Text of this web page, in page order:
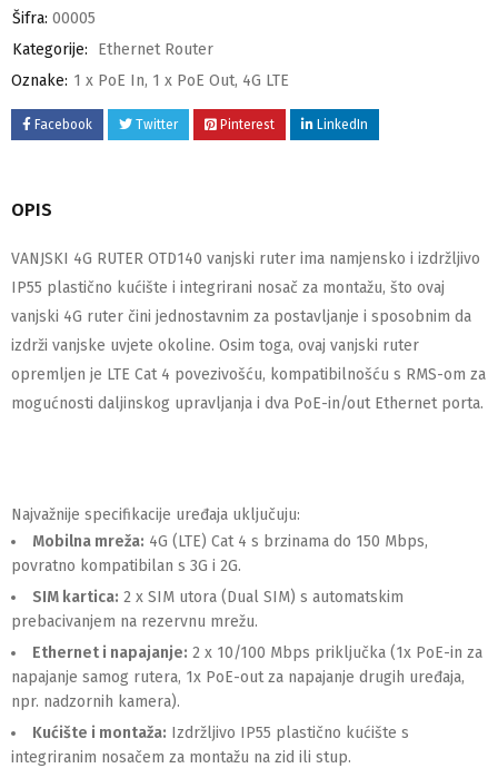
Šifra: 00005
Kategorije:
Ethernet Router
Oznake: 1 x PoE In, 1 x PoE Out, 4G LTE
Facebook Twitter Pinterest LinkedIn
OPIS
VANJSKI 4G RUTER OTD140 vanjski ruter ima namjensko i izdržljivo
IP55 plastično kućište i integrirani nosač za montažu, što ovaj
vanjski 4G ruter čini jednostavnim za postavljanje i sposobnim da
izdrži vanjske uvjete okoline. Osim toga, ovaj vanjski ruter
opremljen je LTE Cat 4 povezivošću, kompatibilnošću s RMS-om za
mogućnosti daljinskog upravljanja i dva PoE-in/out Ethernet porta.
Najvažnije specifikacije uređaja uključuju:
Mobilna mreža: 4G (LTE) Cat 4 s brzinama do 150 Mbps,
povratno kompatibilan s 3G i 2G.
SIM kartica: 2 x SIM utora (Dual SIM) s automatskim
prebacivanjem na rezervnu mrežu.
Ethernet i napajanje: 2 x 10/100 Mbps priključka (1x PoE-in za
napajanje samog rutera, 1x PoE-out za napajanje drugih uređaja,
npr. nadzornih kamera).
Kućište i montaža: Izdržljivo IP55 plastično kućište s
integriranim nosačem za montažu na zid ili stup.